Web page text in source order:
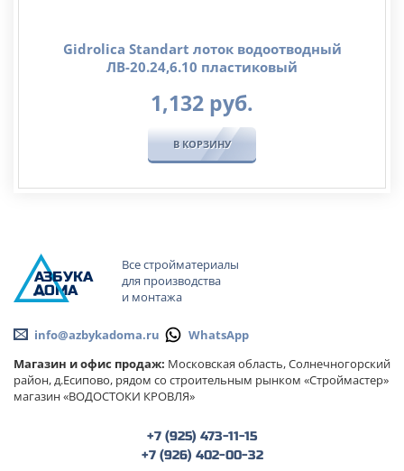
Gidrolica Standart лоток водоотводный
ЛВ-20.24,6.10 пластиковый
1,132 руб.
В КОРЗИНУ
ОМА
АЗБУКА
Все стройматериалы
для производства
и монтажа
info@azbykadoma.ru
WhatsApp
Магазин и офис продаж: Московская область, Солнечногорский
район, д.Есипово, рядом со строительным рынком «Строймастер»
магазин «ВОДОСТОКИ КРОВЛЯ»
+7 (925) 473-11-15
+7 (926) 402-00-32